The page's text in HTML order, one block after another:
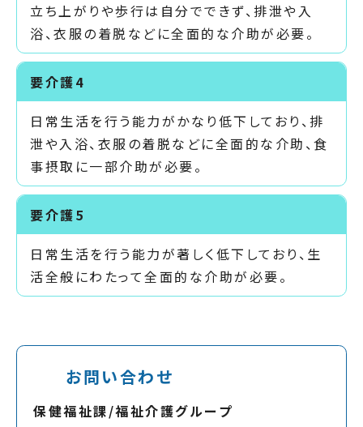
立ち上がりや歩行は自分でできず、排泄や入
浴、衣服の着脱などに全面的な介助が必要。
要介護4
日常生活を行う能力がかなり低下しており、排
泄や入浴、衣服の着脱などに全面的な介助、食
事摂取に一部介助が必要。
要介護5
日常生活を行う能力が著しく低下しており、生
活全般にわたって全面的な介助が必要。
お問い合わせ
保健福祉課/福祉介護グループ